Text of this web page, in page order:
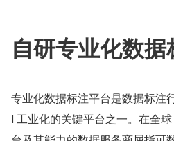
自研专业化数
专业化数据标注平台是数据标注
I 工业化的关键平台之一。在全